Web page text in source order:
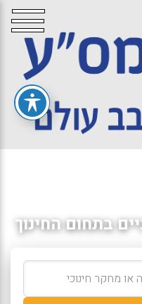
בתחום החינוך